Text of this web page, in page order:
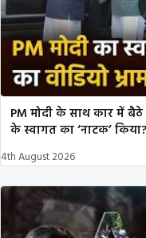
PM मोदी के साथ कार में
के स्वागत का ‘नाटक’ किया?
4th August 2026